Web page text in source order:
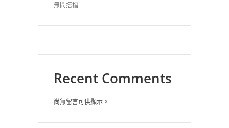
無間搭檔
Recent Comments
尚無留言可供顯示。